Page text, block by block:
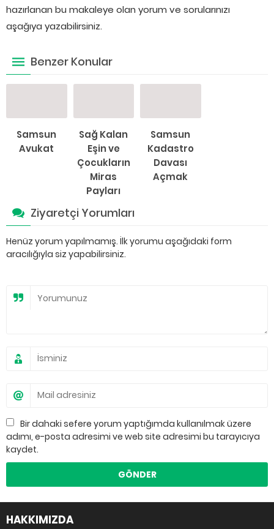
hazırlanan bu makaleye olan yorum ve sorularınızı
aşağıya yazabilirsiniz.
Benzer Konular
Samsun
Avukat
Sağ Kalan
Eşin ve
Çocukların
Miras
Payları
Samsun
Kadastro
Davası
Açmak
Ziyaretçi Yorumları
Henüz yorum yapılmamış. İlk yorumu aşağıdaki form
aracılığıyla siz yapabilirsiniz.
Bir dahaki sefere yorum yaptığımda kullanılmak üzere
adımı, e-posta adresimi ve web site adresimi bu tarayıcıya
kaydet.
HAKKIMIZDA